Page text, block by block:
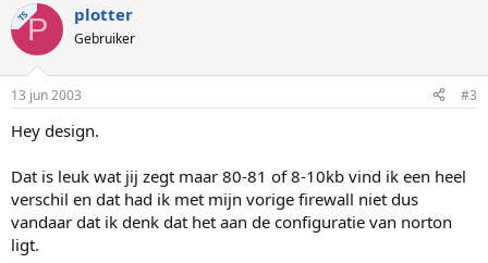
TSP plotter
Gebruiker
13 jun 2003 #3
Hey design.
Dat is leuk wat jij zegt maar 80-81 of 8-10kb vind ik een heel
verschil en dat had ik met mijn vorige firewall niet dus
vandaar dat ik denk dat het aan de configuratie van norton
ligt.